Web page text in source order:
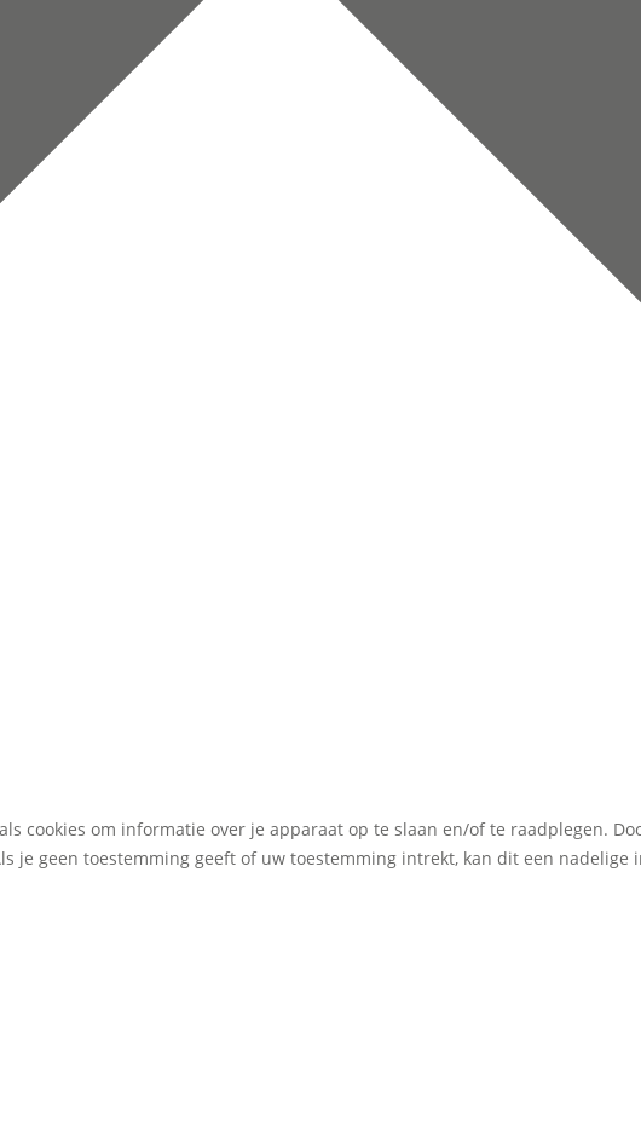
cookies om informatie over je apparaat op te slaan en/of te raadplegen.
je geen toestemming geeft of uw toestemming intrekt, kan dit een